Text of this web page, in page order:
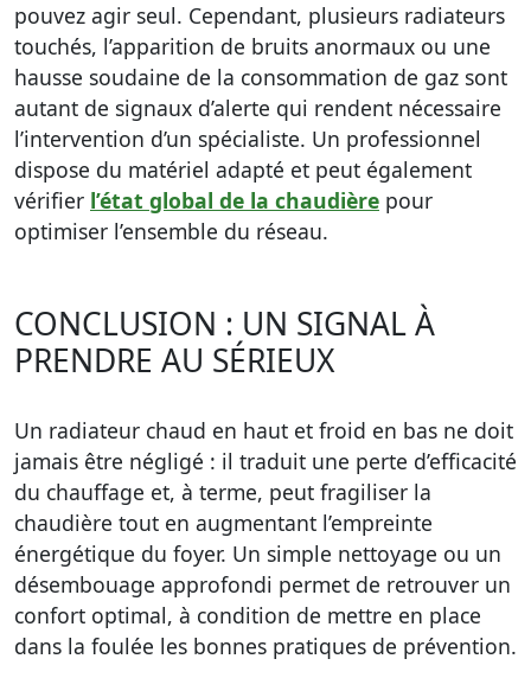
pouvez agir seul. Cependant, plusieurs radiateurs
touchés, l’apparition de bruits anormaux ou une
hausse soudaine de la consommation de gaz sont
autant de signaux d’alerte qui rendent nécessaire
l’intervention d’un spécialiste. Un professionnel
dispose du matériel adapté et peut également
vérifier l’état global de la chaudière pour
optimiser l’ensemble du réseau.
CONCLUSION : UN SIGNAL À
PRENDRE AU SÉRIEUX
Un radiateur chaud en haut et froid en bas ne doit
jamais être négligé : il traduit une perte d’efficacité
du chauffage et, à terme, peut fragiliser la
chaudière tout en augmentant l’empreinte
énergétique du foyer. Un simple nettoyage ou un
désembouage approfondi permet de retrouver un
confort optimal, à condition de mettre en place
dans la foulée les bonnes pratiques de prévention.